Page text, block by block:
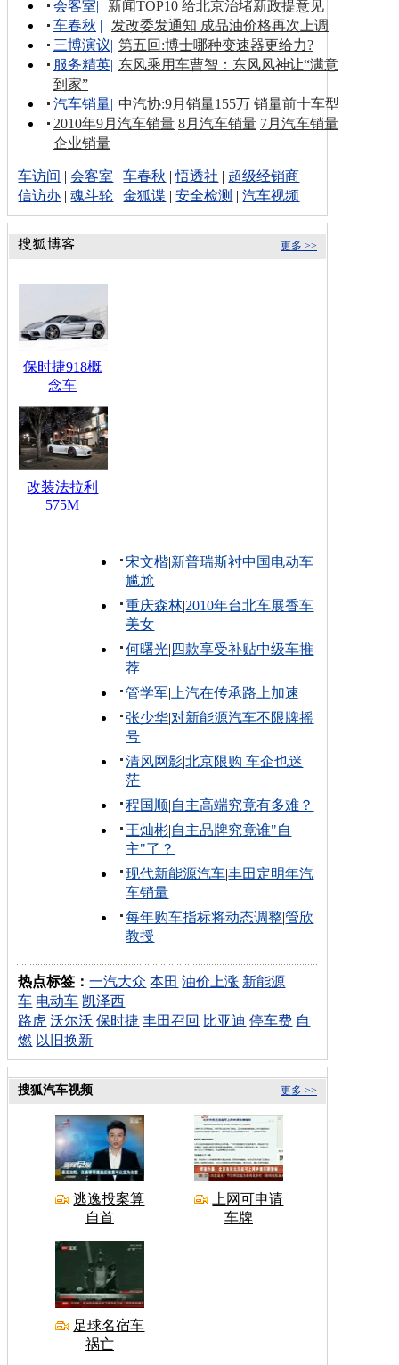
会客室|
新闻TOP10 给北京治堵新政提意见
车春秋 |
发改委发通知 成品油价格再次上调
三博演议| 第五回:博士哪种变速器更给力?
服务精英| 东风乘用车曹智：东风风神让“满意
到家”
汽车销量| 中汽协:9月销量155万 销量前十车型
2010年9月汽车销量 8月汽车销量 7月汽车销量
企业销量
车访间 |会客室 |车春秋 |悟透社 | 超级经销商
信访办 |魂斗轮 |金狐谍 |安全检测 |汽车视频
更多 >>
保时捷918概
念车
改装法拉利
575M
宋文楷|新普瑞斯衬中国电动车
尴尬
重庆森林|2010年台北车展香车
美女
何曙光| 四款享受补贴中级车推
荐
管学军| 上汽在传承路上加速
张少华|对新能源汽车不限牌摇
号
清风网影|北京限购 车企也迷
茫
程国顺|自主高端究竟有多难？
王灿彬|自主品牌究竟谁"自
主"了？
现代新能源汽车|丰田定明年汽
车销量
每年购车指标将动态调整|管欣
教授
热点标签：一汽大众 本田 油价上涨 新能源
车 电动车 凯泽西
路虎 沃尔沃 保时捷 丰田召回 比亚迪 停车费 自
燃 以旧换新
更多 >>
搜狐汽车视频
逃逸投案算
自首
上网可申请
车牌
足球名宿车
祸亡